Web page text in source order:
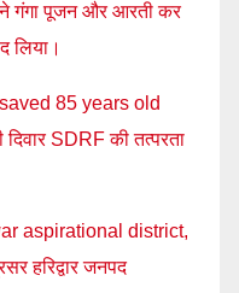
गंगा पूजन और आरती कर
लिया।
85 years old
दिवार SDRF की तत्परता
aspirational district,
हरिद्वार जनपद